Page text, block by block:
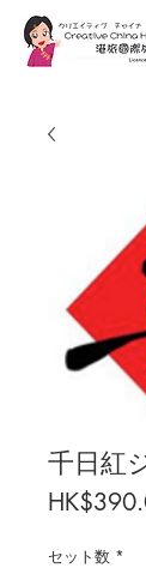
千日紅
セット数 *